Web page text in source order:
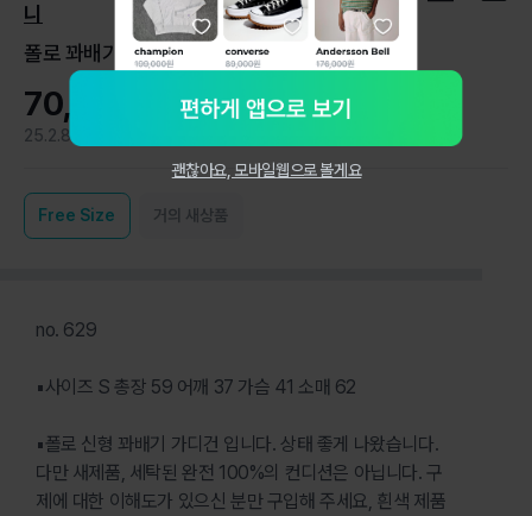
니
폴로 꽈배기 니트 가디건(S사이즈)
70,000원
25.2.8
Free Size 거의 새상품
no. 629
▪사이즈 S 총장 59 어깨 37 가슴 41 소매 62
▪폴로 신형 꽈배기 가디건 입니다. 상태 좋게 나왔습니다.
다만 새제품, 세탁된 완전 100%의 컨디션은 아닙니다. 구
제에 대한 이해도가 있으신 분만 구입해 주세요, 흰색 제품
괜찮아요, 모바일웹으로 볼게요